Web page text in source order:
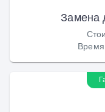
Замена